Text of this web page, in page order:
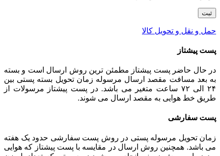
حمل و نقل و تحویل کالا
پست پیشتاز
در حال حاضر پست پیشتاز مطمئن ترین روش ارسال است و بسته
به بعد مسافت مقصد ارسال مرسوله زمان تحویل بسته پستی بین
۲۴ الی ۷۲ ساعت متغیر می باشد. در پست پیشتاز مرسولات از
طریق خط هوایی به مقصد ارسال می شوند.
پست سفارشی
زمان تحویل مرسوله پستی در روش پست سفارشی حدود یک هفته
می باشد. همچنین روش ارسال در مقایسه با پست پیشتاز که هوایی